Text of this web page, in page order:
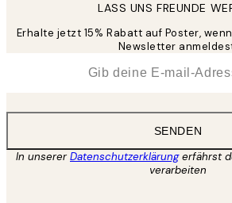
LASS UNS FREUNDE
Erhalte jetzt 15% Rabatt auf Poster,
Newsletter
SENDEN
In unsererDatenschutzerklärungerfährst
verarbeiten